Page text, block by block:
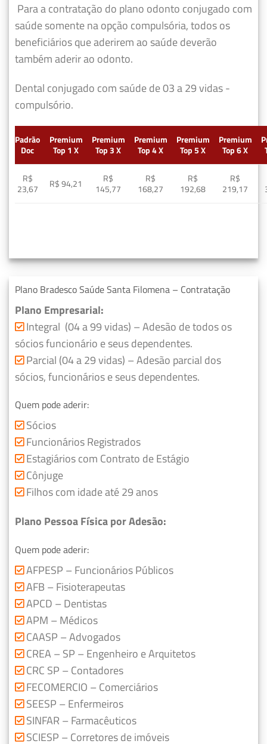
Para a contratação do plano odonto conjugado com
saúde somente na opção compulsória, todos os
beneficiários que aderirem ao saúde deverão
também aderir ao odonto.
Dental conjugado com saúde de 03 a 29 vidas -
compulsório.
Padrão
Doc
Premium
Top 1 X
Premium
Top 3 X
Premium
Top 4 X
Premium
Top 5 X
Premium
Top 6 X
R$
23,67
R$ 94,21
R$
145,77
R$
168,27
R$
192,68
R$
219,17
Plano Bradesco Saúde Santa Filomena – Contratação
Plano Empresarial:
Integral (04 a 99 vidas) – Adesão de todos os
sócios funcionário e seus dependentes.
Parcial (04 a 29 vidas) – Adesão parcial dos
sócios, funcionários e seus dependentes.
Quem pode aderir:
Sócios
Funcionários Registrados
Estagiários com Contrato de Estágio
Cônjuge
Filhos com idade até 29 anos
Plano Pessoa Física por Adesão:
Quem pode aderir:
AFPESP – Funcionários Públicos
AFB – Fisioterapeutas
APCD – Dentistas
APM – Médicos
CAASP – Advogados
CREA – SP – Engenheiro e Arquitetos
CRC SP – Contadores
FECOMERCIO – Comerciários
SEESP – Enfermeiros
SINFAR – Farmacêuticos
SCIESP – Corretores de imóveis